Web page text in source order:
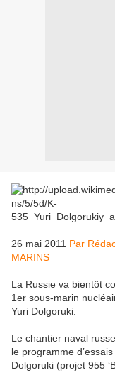
26 mai 2011 Par
MARINS
La Russie va bientôt
1er sous-marin
Yuri Dolgoruki.
Le chantier naval
le programme
Dolgoruki (projet 955